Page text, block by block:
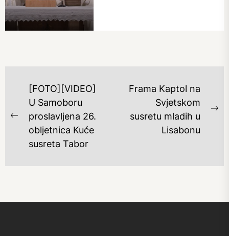
NAVIGACIJA
OBJAVA
Previous
post:
[FOTO][VIDEO]
U Samoboru
proslavljena 26.
obljetnica Kuće
susreta Tabor
Frama Kaptol na
Svjetskom
susretu mladih u
Lisabonu